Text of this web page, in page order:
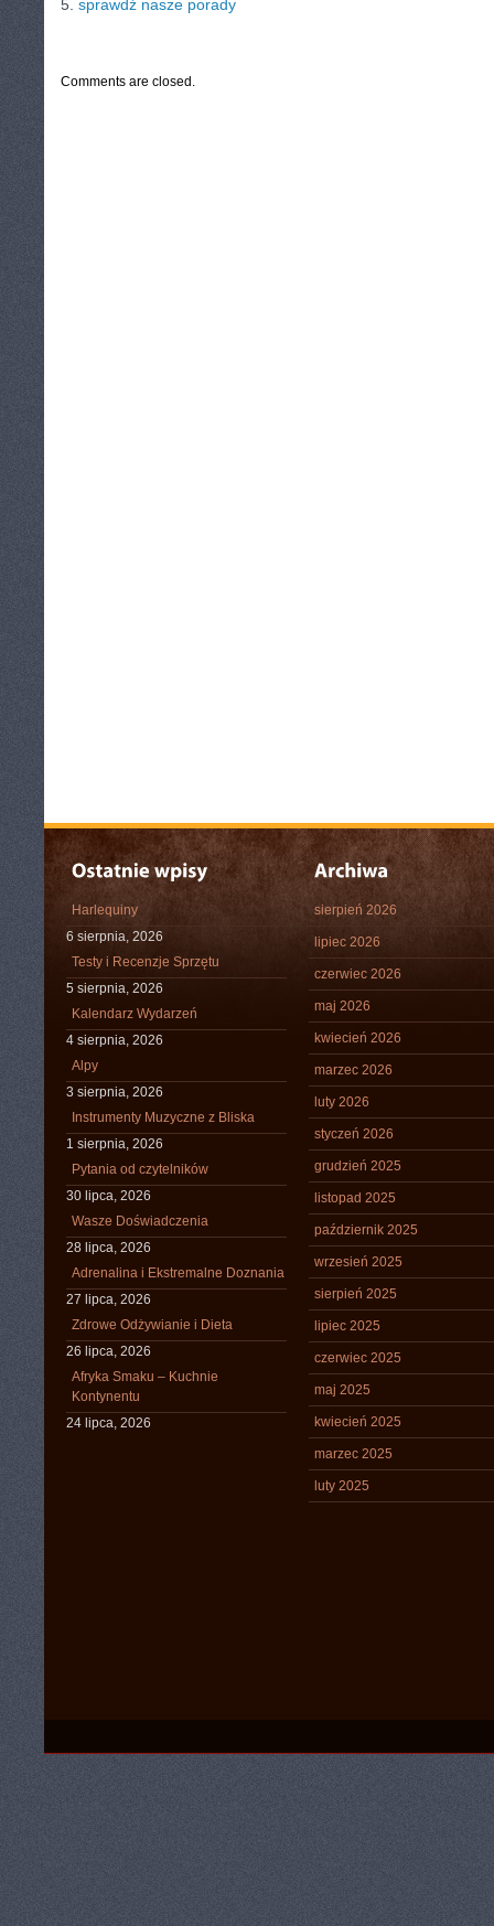
5. sprawdź nasze porady
Comments are closed.
Harlequiny
6 sierpnia, 2026
Testy i Recenzje Sprzętu
5 sierpnia, 2026
Kalendarz Wydarzeń
4 sierpnia, 2026
Alpy
3 sierpnia, 2026
Instrumenty Muzyczne z Bliska
1 sierpnia, 2026
Pytania od czytelników
30 lipca, 2026
Wasze Doświadczenia
28 lipca, 2026
Adrenalina i Ekstremalne Doznania
27 lipca, 2026
Zdrowe Odżywianie i Dieta
26 lipca, 2026
Afryka Smaku – Kuchnie
Kontynentu
24 lipca, 2026
sierpień 2026
lipiec 2026
czerwiec 2026
maj 2026
kwiecień 2026
marzec 2026
luty 2026
styczeń 2026
grudzień 2025
listopad 2025
październik 2025
wrzesień 2025
sierpień 2025
lipiec 2025
czerwiec 2025
maj 2025
kwiecień 2025
marzec 2025
luty 2025